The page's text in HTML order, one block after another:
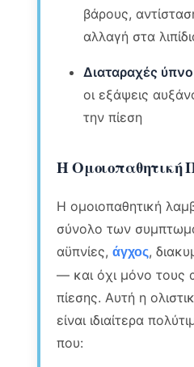
βάρους,
αλλαγή στα
Διαταραχές
οι εξάψεις
την πίεση
Η Ομοιοπαθητική
Η ομοιοπαθητική
σύνολο των
αϋπνίες,άγχος,
— και όχι μόνο τους
πίεσης. Αυτή η
είναι ιδιαίτερα
που: